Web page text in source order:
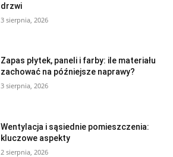
drzwi
3 sierpnia, 2026
Zapas płytek, paneli i farby: ile materiału
zachować na późniejsze naprawy?
3 sierpnia, 2026
Wentylacja i sąsiednie pomieszczenia:
kluczowe aspekty
2 sierpnia, 2026